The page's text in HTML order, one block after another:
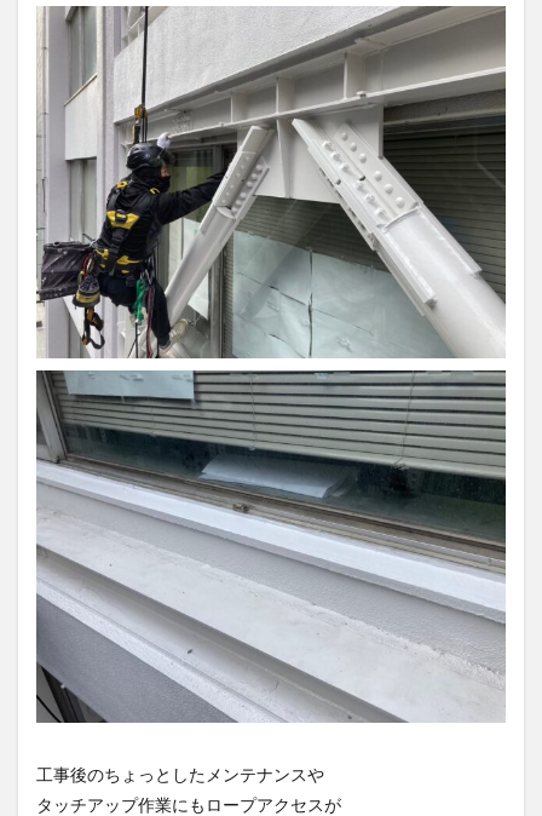
工事後のちょっとしたメンテナンスや
タッチアップ作業にもロープアクセスが